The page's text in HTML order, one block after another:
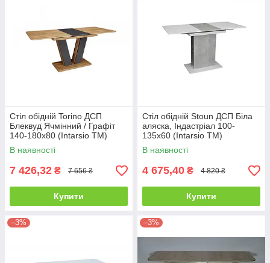
Стіл обідній Torino ДСП
Блеквуд Ячмінний / Графіт
140-180х80 (Intarsio TM)
В наявності
7 426,32 ₴ 7 656 ₴
Купити
Стіл обідній Stoun ДСП Біла
аляска, Індастріал 100-
135х60 (Intarsio TM)
В наявності
4 675,40 ₴ 4 820 ₴
Купити
–3% –3%